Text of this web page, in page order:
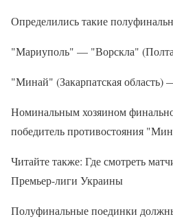
Определились такие
"Мариуполь" — "Ворскла"
"Минай" (Закарпатская
Номинальным хозяином
победитель противостояния
Читайте также: Где смотреть
Премьер-лиги Украины
Полуфинальные поединки